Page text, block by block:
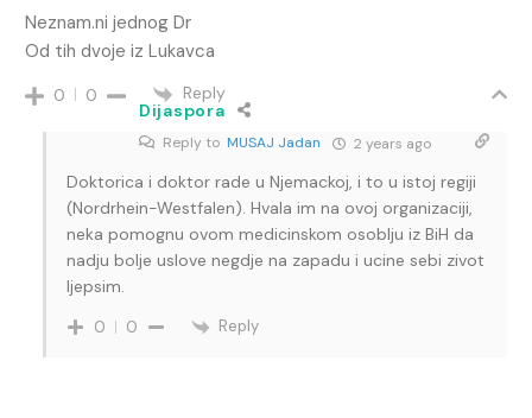
Neznam.ni jednog Dr
Od tih dvoje iz Lukavca
0 0
Reply
Dijaspora
Reply to MUSAJ Jadan 2 years ago
Doktorica i doktor rade u Njemackoj, i to u istoj regiji
(Nordrhein-Westfalen). Hvala im na ovoj organizaciji,
neka pomognu ovom medicinskom osoblju iz BiH da
nadju bolje uslove negdje na zapadu i ucine sebi zivot
ljepsim.
0 0 Reply